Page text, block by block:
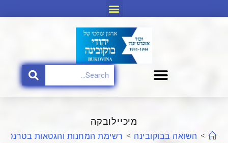
מיכיילובקה
> השואה בבוקובינה > רשימת המחנות והגטאות